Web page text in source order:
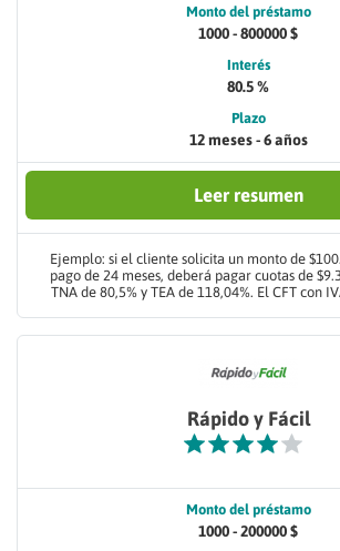
Monto del préstamo
1000 - 800000 $
Interés
80.5 %
Plazo
12 meses - 6 años
Leer resumen
Ejemplo: si el cliente solicita un monto de
pago de 24 meses, deberá pagar cuotas de
TNA de 80,5% y TEA de 118,04%. El CFT con
Rápido y Fácil
Monto del préstamo
1000 - 200000 $